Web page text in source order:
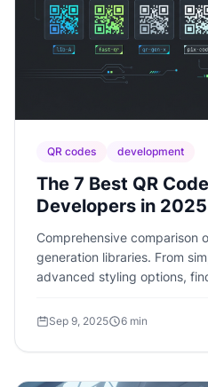
QR codes development
The 7 Best QR
Developers in 2025
Comprehensive comparison
generation libraries. From
advanced styling options,
Sep 9, 2025 6 min